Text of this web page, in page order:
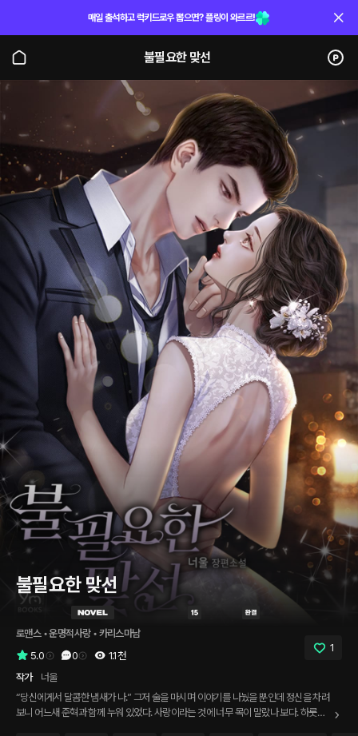
매일 출석하고 럭키드로우 뽑으면? 플링이 와르르!
불필요한 맞선
불필요한 맞선
로맨스 • 운명적사랑 • 카리스마남
5.0
0 1.1천
1
작가
너울
“당신에게서 달콤한 냄새가 나.” 그저 술을 마시며 이야기를 나눴을 뿐인데 정신을 차려
보니 어느새 준혁과 함께 누워 있었다. 사랑이라는 것에 너무 목이 말랐나 보다. 하룻밤